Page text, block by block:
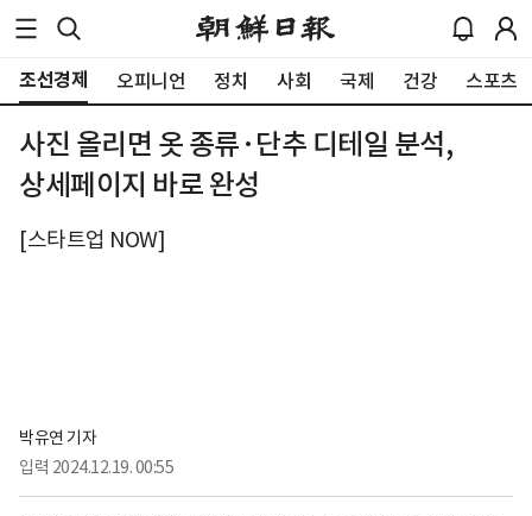
조선경제 오피니언 정치 사회 국제 건강 스포츠
사진 올리면 옷 종류·단추 디테일 분석,
상세페이지 바로 완성
[스타트업 NOW]
박유연 기자
입력 2024.12.19. 00:55